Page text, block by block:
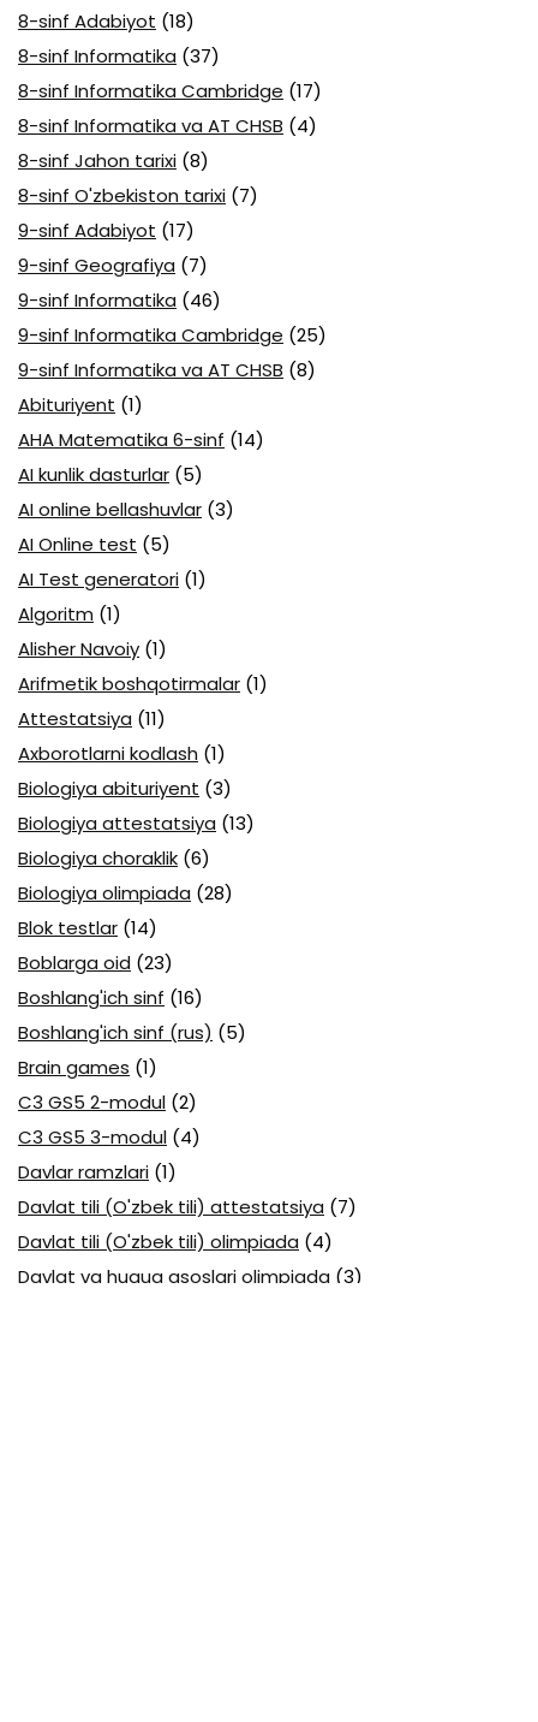
8-sinf Adabiyot (18)
8-sinf Informatika (37)
8-sinf Informatika Cambridge (17)
8-sinf Informatika va AT CHSB (4)
8-sinf Jahon tarixi (8)
8-sinf O'zbekiston tarixi (7)
9-sinf Adabiyot (17)
9-sinf Geografiya (7)
9-sinf Informatika (46)
9-sinf Informatika Cambridge (25)
9-sinf Informatika va AT CHSB (8)
Abituriyent (1)
AHA Matematika 6-sinf (14)
AI kunlik dasturlar (5)
AI online bellashuvlar (3)
AI Online test (5)
AI Test generatori (1)
Algoritm (1)
Alisher Navoiy (1)
Arifmetik boshqotirmalar (1)
Attestatsiya (11)
Axborotlarni kodlash (1)
Biologiya abituriyent (3)
Biologiya attestatsiya (13)
Biologiya choraklik (6)
Biologiya olimpiada (28)
Blok testlar (14)
Boblarga oid (23)
Boshlang'ich sinf (16)
Boshlang'ich sinf (rus) (5)
Brain games (1)
C3 GS5 2-modul (2)
C3 GS5 3-modul (4)
Davlar ramzlari (1)
Davlat tili (O'zbek tili) attestatsiya (7)
Davlat tili (O'zbek tili) olimpiada (4)
Davlat va huquq asoslari olimpiada (3)